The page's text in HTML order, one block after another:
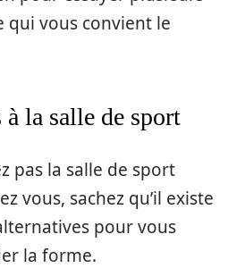
qui vous convient le
la salle de sport
pas la salle de sport
vous, sachez qu’il existe
pour vous
la forme.